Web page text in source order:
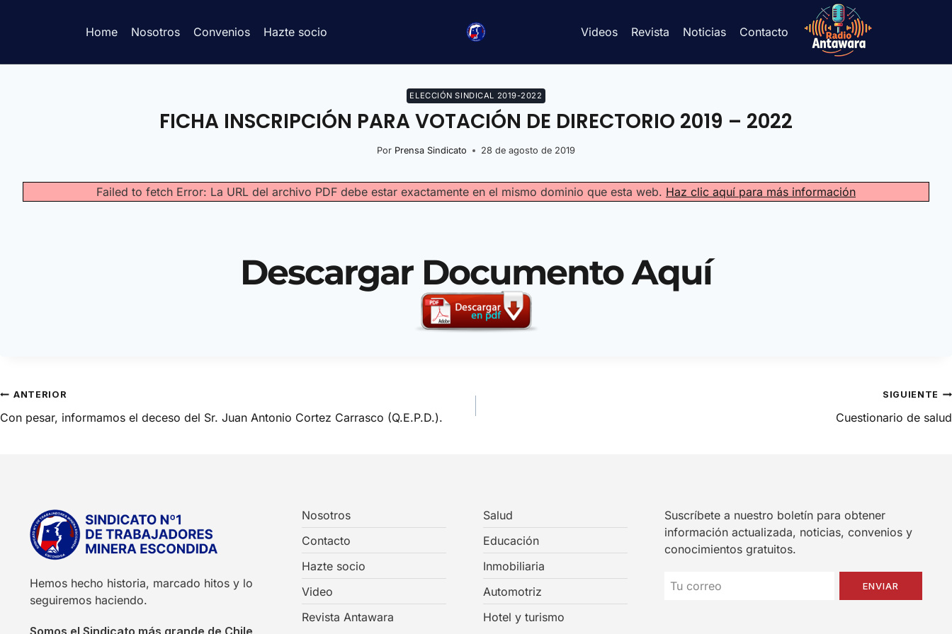
Home Nosotros Convenios Hazte socio Videos Revista Noticias Contacto
ELECCIÓN SINDICAL 2019-2022
FICHA INSCRIPCIÓN PARA VOTACIÓN DE DIRECTORIO 2019 – 2022
Por Prensa Sindicato 28 de agosto de 2019
Failed to fetch Error: La URL del archivo PDF debe estar exactamente en el mismo dominio que esta web. Haz clic aquí para más información
Descargar Documento Aquí
ANTERIOR
Con pesar, informamos el deceso del Sr. Juan Antonio Cortez Carrasco (Q.E.P.D.).
SIGUIENTE
Cuestionario de salud
Hemos hecho historia, marcado hitos y lo
seguiremos haciendo.
Nosotros
Contacto
Hazte socio
Video
Revista Antawara
Salud
Educación
Inmobiliaria
Automotriz
Hotel y turismo
Suscríbete a nuestro boletín para obtener
información actualizada, noticias, convenios y
conocimientos gratuitos.
ENVIAR